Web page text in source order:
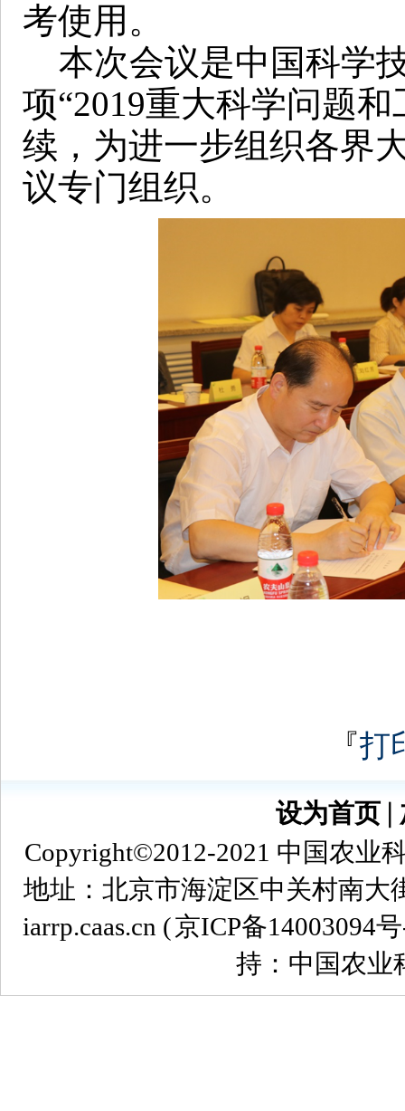
考使用。
本次会议是中国科学
项“2019重大科学问题
续，为进一步组织各界
议专门组织。
『打
设为首页
Copyright©2012-2021 中国农业
地址：北京市海淀区中关村南大
iarrp.caas.cn (京ICP备14003094
持：中国农